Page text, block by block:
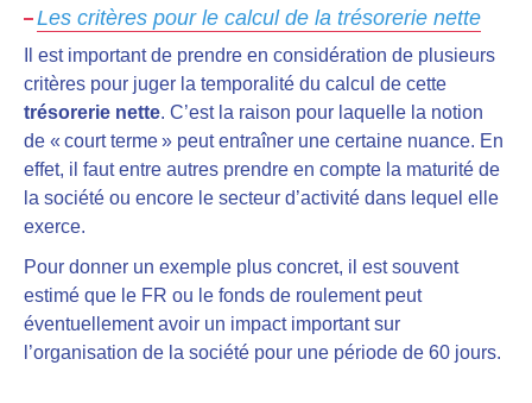
Les critères pour le calcul de la trésorerie nette
Il est important de prendre en considération de plusieurs
critères pour juger la temporalité du calcul de cette
trésorerie nette. C’est la raison pour laquelle la notion
de « court terme » peut entraîner une certaine nuance. En
effet, il faut entre autres prendre en compte la maturité de
la société ou encore le secteur d’activité dans lequel elle
exerce.
Pour donner un exemple plus concret, il est souvent
estimé que le FR ou le fonds de roulement peut
éventuellement avoir un impact important sur
l’organisation de la société pour une période de 60 jours.